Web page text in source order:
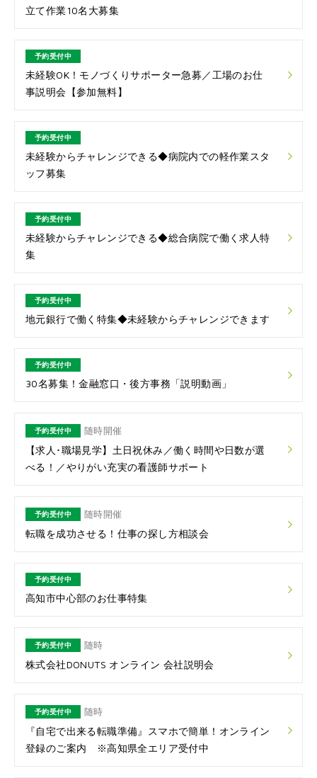
立て作業10名大募集
予約受付中
未経験OK！モノづくりサポーター急募／工場のお仕
事説明会【参加無料】
予約受付中
未経験からチャレンジできる◆病院内での軽作業スタ
ッフ募集
予約受付中
未経験からチャレンジできる◆総合病院で働く求人特
集
予約受付中
地元銀行で働く特集◆未経験からチャレンジできます
予約受付中
30名募集！金融窓口・後方事務「説明動画」
予約受付中 随時開催
【求人･職場見学】土日祝休み／働く時間や日数が選
べる！／やりがい充実の看護師サポート
予約受付中 随時開催
転職を成功させる！仕事の探し方相談会
予約受付中
高知市中心部のお仕事特集
予約受付中 随時
株式会社DONUTS オンライン 会社説明会
予約受付中 随時
『自宅で出来る転職準備』スマホで簡単！オンライン
登録のご案内 ※高知県全エリア受付中